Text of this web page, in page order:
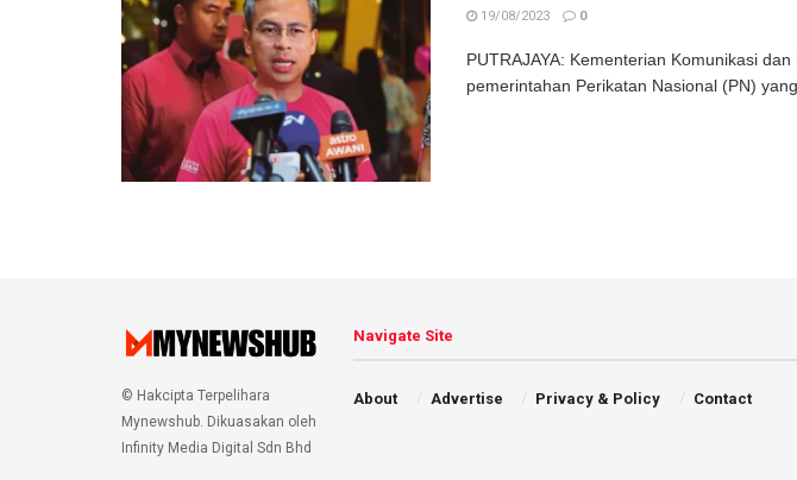
19/08/2023 0
PUTRAJAYA: Kementerian Komunikasi
pemerintahan Perikatan Nasional (PN)
© Hakcipta Terpelihara
Mynewshub. Dikuasakan oleh
Infinity Media Digital Sdn Bhd
Navigate Site
About Advertise Privacy & Policy Contact